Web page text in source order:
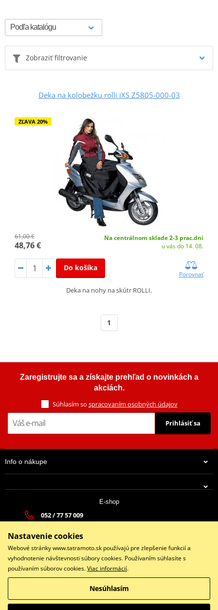
Zobraziť filtrovanie
Deka na kolobežku rolli iXS Z5805-000-03
ZĽAVA 20%
61,00 €
48,76 €
Na centrálnom sklade 2-3 prac.dni
u vás do 14. 08.
Do košíka
Porovnať
Deka na nohy na skútr ROLLI.
1
Zaregistrujte sa a získajte prehľad o novinkách a
akciách.
Súhlasím so spracovaním osobných údajov
Prihlásiť sa
Info o nákupe
E-shop
052 / 77 57 009
Po - Pia 9:00-17:00 | So: 9:00-13:00 | Ne: Zatvorené
Facebook
Copyright © 2026 www.tatramoto.sk
Všetky práva vyhradené
Nastavenie cookies
Webové stránky www.tatramoto.sk používajú pre zlepšenie funkcií a
vyhodnotenie návštevnosti súbory cookies. Používaním súhlasíte s
používaním súborov cookies.Viac informácií.
Nesúhlasím